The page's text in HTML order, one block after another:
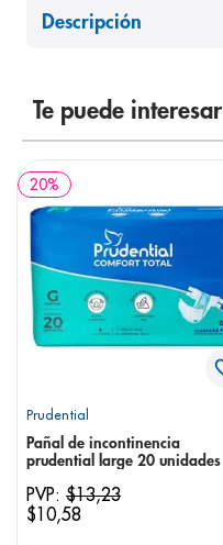
Descripción
Te puede interesar
20%
Prudential
Pañal de incontinencia
prudential large 20 unidades
PVP: $13,23
$10,58
8. panolini
desodorante